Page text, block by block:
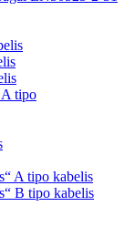
tipo
A tipo kabelis
B tipo kabelis